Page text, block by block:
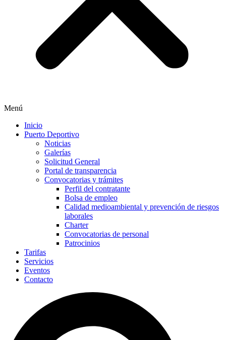
Menú
Inicio
Puerto Deportivo
Noticias
Galerías
Solicitud General
Portal de transparencia
Convocatorias y trámites
Perfil del contratante
Bolsa de empleo
Calidad medioambiental y prevención de riesgos
laborales
Charter
Convocatorias de personal
Patrocinios
Tarifas
Servicios
Eventos
Contacto